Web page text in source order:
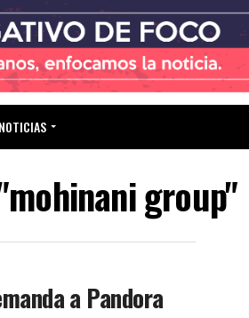
NOTICIAS
group"
a Pandora